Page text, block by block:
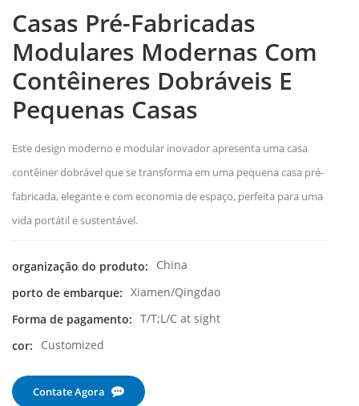
Casas Pré-Fabricadas
Modulares Modernas Com
Contêineres Dobráveis E
Pequenas Casas
Este design moderno e modular inovador apresenta uma casa
contêiner dobrável que se transforma em uma pequena casa pré-
fabricada, elegante e com economia de espaço, perfeita para uma
vida portátil e sustentável.
organização do produto:
China
porto de embarque: Xiamen/Qingdao
Forma de pagamento: T/T;L/C at sight
cor:
Customized
Contate Agora